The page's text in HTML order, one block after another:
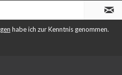
habe ich zur Kenntnis genommen.